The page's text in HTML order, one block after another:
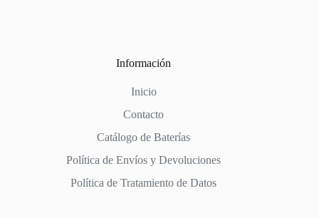
Información
Inicio
Contacto
Catálogo de Baterías
Política de Envíos y Devoluciones
Política de Tratamiento de Datos